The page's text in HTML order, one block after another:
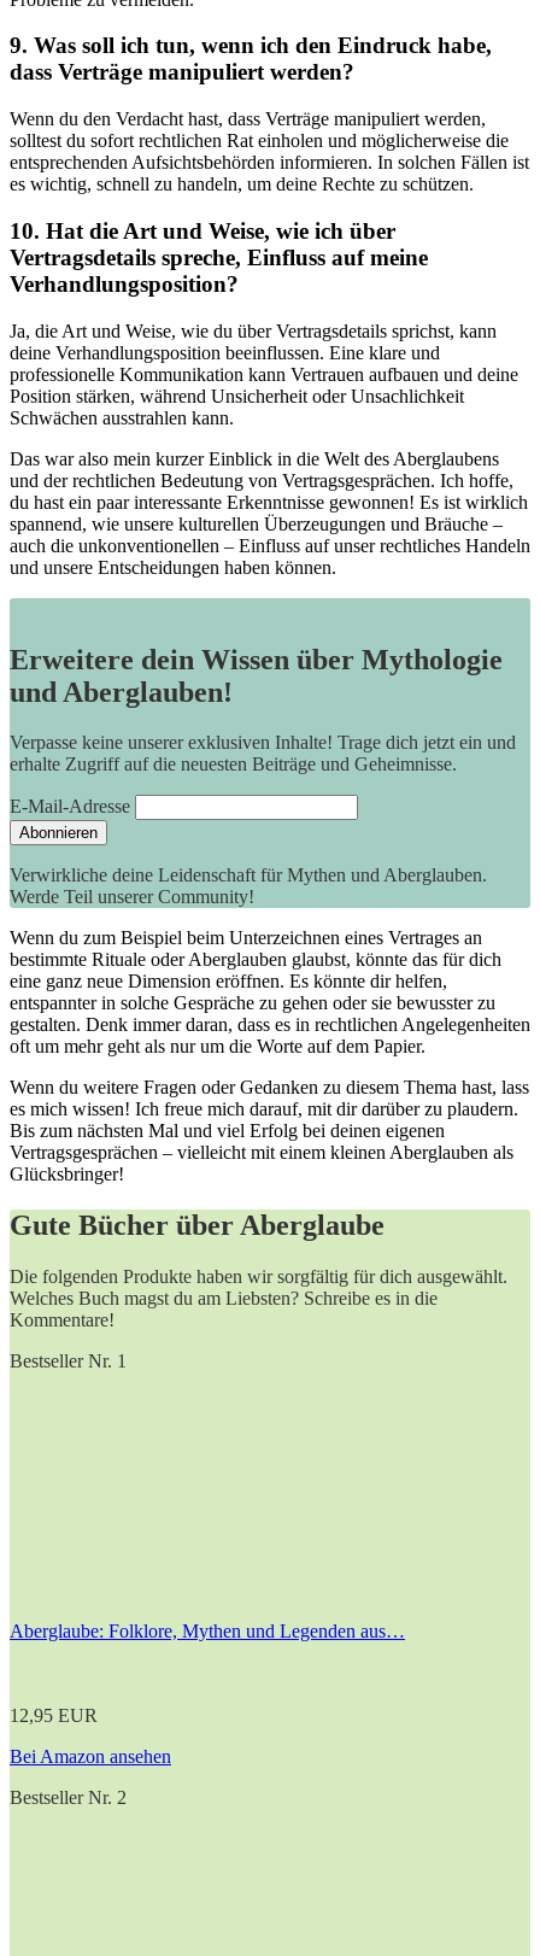
9. Was soll ich tun, wenn ich den Eindruck habe,
dass Verträge manipuliert werden?
Wenn du den Verdacht hast, dass Verträge manipuliert werden,
solltest du sofort rechtlichen Rat einholen und möglicherweise die
entsprechenden Aufsichtsbehörden informieren. In solchen Fällen ist
es wichtig, schnell zu handeln, um deine Rechte zu schützen.
10. Hat die Art und Weise, wie ich über
Vertragsdetails spreche, Einfluss auf meine
Verhandlungsposition?
Ja, die Art und Weise, wie du über Vertragsdetails sprichst, kann
deine Verhandlungsposition beeinflussen. Eine klare und
professionelle Kommunikation kann Vertrauen aufbauen und deine
Position stärken, während Unsicherheit oder Unsachlichkeit
Schwächen ausstrahlen kann.
Das war also mein kurzer Einblick in die Welt des Aberglaubens
und der rechtlichen Bedeutung von Vertragsgesprächen. Ich hoffe,
du hast ein paar interessante Erkenntnisse gewonnen! Es ist wirklich
spannend, wie unsere kulturellen Überzeugungen und Bräuche –
auch die unkonventionellen – Einfluss auf unser rechtliches Handeln
und unsere Entscheidungen haben können.
Erweitere dein Wissen über Mythologie
und Aberglauben!
Verpasse keine unserer exklusiven Inhalte! Trage dich jetzt ein und
erhalte Zugriff auf die neuesten Beiträge und Geheimnisse.
E-Mail-Adresse
Verwirkliche deine Leidenschaft für Mythen und Aberglauben.
Werde Teil unserer Community!
Wenn du zum Beispiel beim Unterzeichnen eines Vertrages an
bestimmte Rituale oder Aberglauben glaubst, könnte das für dich
eine ganz neue Dimension eröffnen. Es könnte dir helfen,
entspannter in solche Gespräche zu gehen oder sie bewusster zu
gestalten. Denk immer daran, dass es in rechtlichen Angelegenheiten
oft um mehr geht als nur um die Worte auf dem Papier.
Wenn du weitere Fragen oder Gedanken zu diesem Thema hast, lass
es mich wissen! Ich freue mich darauf, mit dir darüber zu plaudern.
Bis zum nächsten Mal und viel Erfolg bei deinen eigenen
Vertragsgesprächen – vielleicht mit einem kleinen Aberglauben als
Glücksbringer!
Gute Bücher über Aberglaube
Die folgenden Produkte haben wir sorgfältig für dich ausgewählt.
Welches Buch magst du am Liebsten? Schreibe es in die
Kommentare!
Bestseller Nr. 1
Aberglaube: Folklore, Mythen und Legenden aus…
12,95 EUR
Bei Amazon ansehen
Bestseller Nr. 2